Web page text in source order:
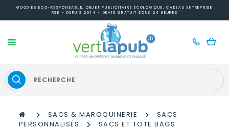
GOODIES ECO-RESPONSABLE, OBJET PUBLICITAIRE ÉCOLOGIQUE, CADEAU ENTREPRISE
RSE - DEPUIS 2014 - DEVIS GRATUIT SOUS 24 HEURES
> SACS & MAROQUINERIE >
SACS
PERSONNALISÉS
>
SACS ET TOTE BAGS